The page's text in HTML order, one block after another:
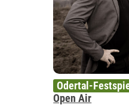
Odertal-
Open Air